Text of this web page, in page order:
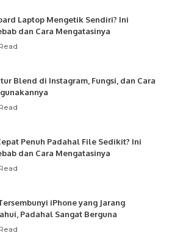
Laptop Mengetik Sendiri? Ini
dan Cara Mengatasinya
Blend di Instagram, Fungsi, dan Cara
Penuh Padahal File Sedikit? Ini
dan Cara Mengatasinya
iPhone yang Jarang
Padahal Sangat Berguna